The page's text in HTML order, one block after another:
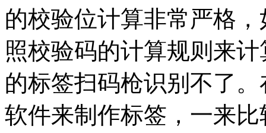
的校验位计算非常严格
照校验码的计算规则来
的标签扫码枪识别不了
软件来制作标签，一来